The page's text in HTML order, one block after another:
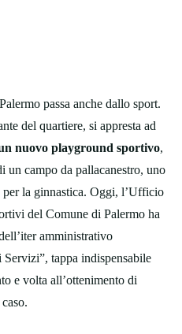
passa anche dallo sport.
del quartiere, si appresta ad
nuovo playground sportivo,
un campo da pallacanestro, uno
per la ginnastica. Oggi, l’Ufficio
del Comune di Palermo ha
amministrativo
tappa indispensabile
e volta all’ottenimento di